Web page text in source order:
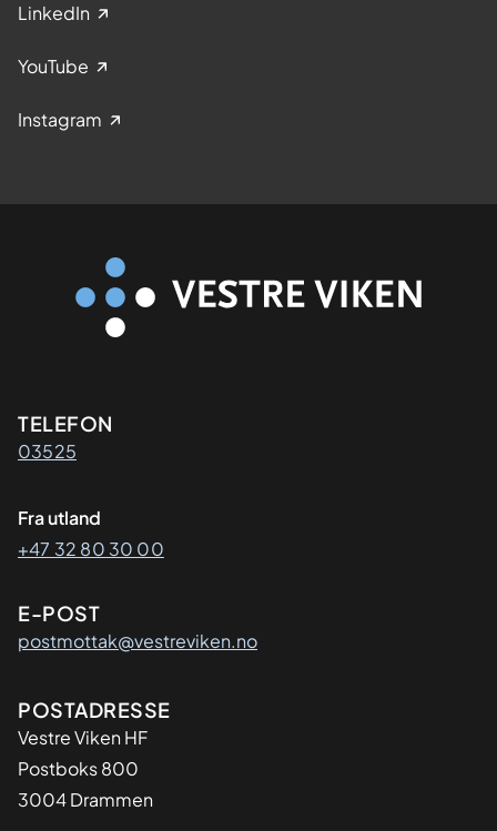
LinkedIn
YouTube
Instagram
Kontaktinformasjon
TELEFON
03525
Fra utland
+47 32 80 30 00
E-POST
postmottak@vestreviken.no
Adresse
POSTADRESSE
Vestre Viken HF
Postboks 800
3004 Drammen